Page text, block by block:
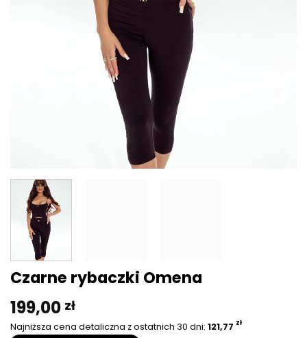
Czarne rybaczki Omena
199,00 zł
Najniższa cena detaliczna z ostatnich 30 dni: 121,77 zł